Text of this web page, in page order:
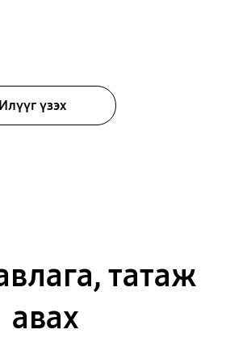
Илүүг үзэх
татаж
авах